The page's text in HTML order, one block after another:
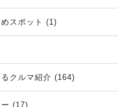
スポット (1)
クルマ紹介 (164)
(17)